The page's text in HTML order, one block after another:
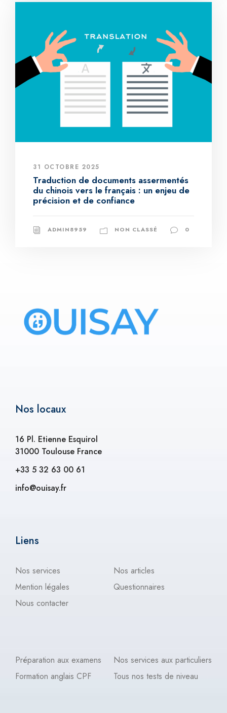
31 OCTOBRE 2025
Traduction de documents assermentés
du chinois vers le français : un enjeu de
précision et de confiance
ADMIN8959 NON CLASSÉ 0
Nos locaux
16 Pl. Etienne Esquirol
31000 Toulouse France
+33 5 32 63 00 61
info@ouisay.fr
Liens
Nos services
Nos articles
Mention légales
Questionnaires
Nous contacter
Préparation aux examens
Nos services aux particuliers
Formation anglais CPF
Tous nos tests de niveau